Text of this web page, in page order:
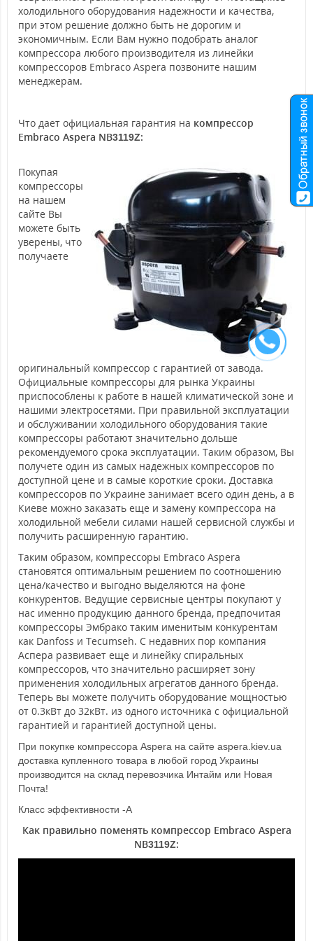
холодильного оборудования надежности и качества,
при этом решение должно быть не дорогим и
экономичным. Если Вам нужно подобрать аналог
компрессора любого производителя из линейки
компрессоров Embraco Aspera позвоните нашим
менеджерам.
Что дает официальная гарантия на компрессор
Embraco Aspera NB3119Z:
Покупая
компрессоры
на нашем
сайте Вы
можете быть
уверены, что
получаете
оригинальный компрессор с гарантией от завода.
Официальные компрессоры для рынка Украины
приспособлены к работе в нашей климатической зоне и
нашими электросетями. При правильной эксплуатации
и обслуживании холодильного оборудования такие
компрессоры работают значительно дольше
рекомендуемого срока эксплуатации. Таким образом, Вы
получете один из самых надежных компрессоров по
доступной цене и в самые короткие сроки. Доставка
компрессоров по Украине занимает всего один день, а в
Киеве можно заказать еще и замену компрессора на
холодильной мебели силами нашей сервисной службы и
получить расширенную гарантию.
Таким образом, компрессоры Embraco Aspera
становятся оптимальным решением по соотношению
цена/качество и выгодно выделяются на фоне
конкурентов. Ведущие сервисные центры покупают у
нас именно продукцию данного бренда, предпочитая
компрессоры Эмбрако таким именитым конкурентам
как Danfoss и Tecumseh. С недавних пор компания
Аспера развивает еще и линейку спиральных
компрессоров, что значительно расширяет зону
применения холодильных агрегатов данного бренда.
Теперь вы можете получить оборудование мощностью
от 0.3кВт до 32кВт. из одного источника с официальной
гарантией и гарантией доступной цены.
При покупке компрессора Aspera на сайте aspera.kiev.ua
доставка купленного товара в любой город Украины
производится на склад перевозчика Интайм или Новая
Почта!
Класс эффективности -А
Как правильно поменять компрессор Embraco Aspera
NB3119Z: